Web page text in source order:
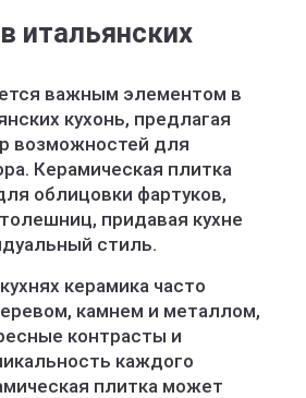
итальянских
важным элементом в
кухонь, предлагая
возможностей для
Керамическая плитка
облицовки фартуков,
придавая кухне
стиль.
керамика часто
камнем и металлом,
контрасты и
каждого
плитка может